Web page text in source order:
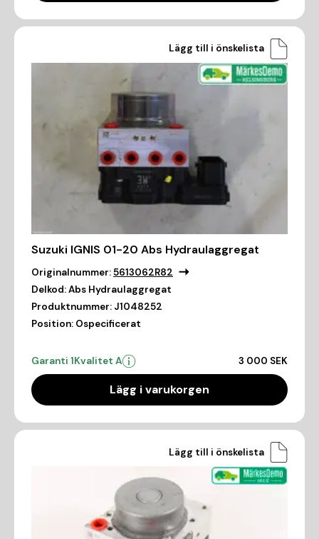
Lägg till i önskelista
Suzuki IGNIS 01-20 Abs Hydraulaggregat
Originalnummer:5613062R82
Delkod:Abs Hydraulaggregat
Produktnummer: J1048252
Position: Ospecificerat
Garanti 1Kvalitet A 3 000 SEK
Lägg i varukorgen
Lägg till i önskelista